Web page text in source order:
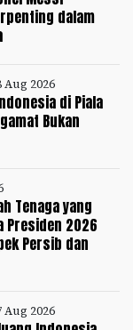
dalam
2026
di Piala
Bukan
Tenaga yang
Presiden 2026
Persib dan
2026